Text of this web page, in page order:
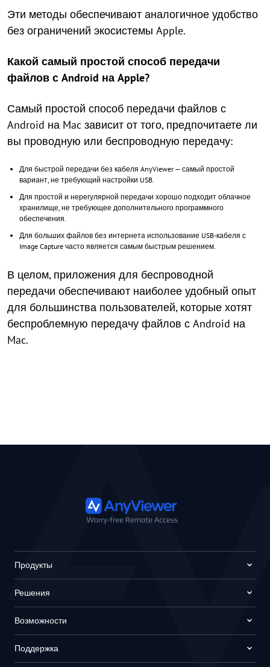
Эти методы обеспечивают аналогичное удобство
без ограничений экосистемы Apple.
Какой самый простой способ передачи
файлов с Android на Apple?
Самый простой способ передачи файлов с
Android на Mac зависит от того, предпочитаете ли
вы проводную или беспроводную передачу:
Для быстрой передачи без кабеля AnyViewer — самый простой
вариант, не требующий настройки USB.
Для простой и нерегулярной передачи хорошо подходит облачное
хранилище, не требующее дополнительного программного
обеспечения.
Для больших файлов без интернета использование USB-кабеля с
Image Capture часто является самым быстрым решением.
В целом, приложения для беспроводной
передачи обеспечивают наиболее удобный опыт
для большинства пользователей, которые хотят
беспроблемную передачу файлов с Android на
Mac.
Продукты
Решения
Возможности
Поддержка